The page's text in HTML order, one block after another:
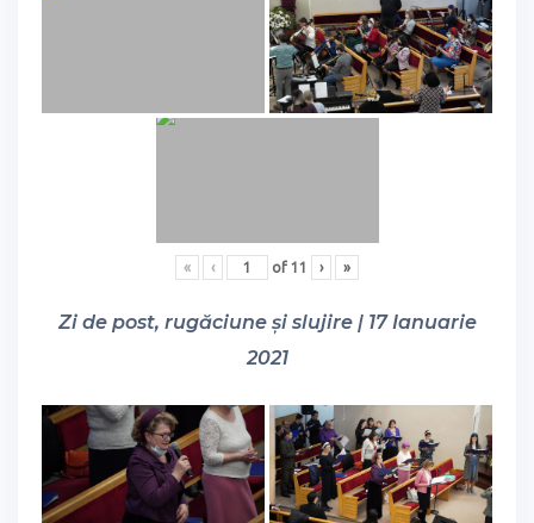
« ‹ of 11 › »
Zi de post, rugăciune și slujire | 17 Ianuarie
2021